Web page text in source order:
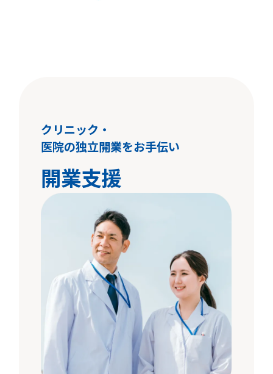
クリニック・
医院の独立開業をお手伝い
開業支援